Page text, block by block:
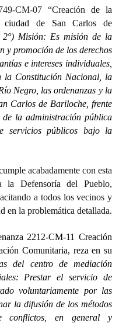
CM-07 “Creación de la
de San Carlos de
2°) Misión: Es misión de la
y promoción de los derechos
e intereses individuales,
la Constitución Nacional, la
Negro, las ordenanzas y la
Carlos de Bariloche, frente
de la administración pública
servicios públicos bajo la
acabadamente con esta
la Defensoría del Pueblo,
a todos los vecinos y
en la problemática detallada.
2212-CM-11 Creación
Comunitaria, reza en su
del centro de mediación
Prestar el servicio de
voluntariamente por las
la difusión de los métodos
conflictos, en general y